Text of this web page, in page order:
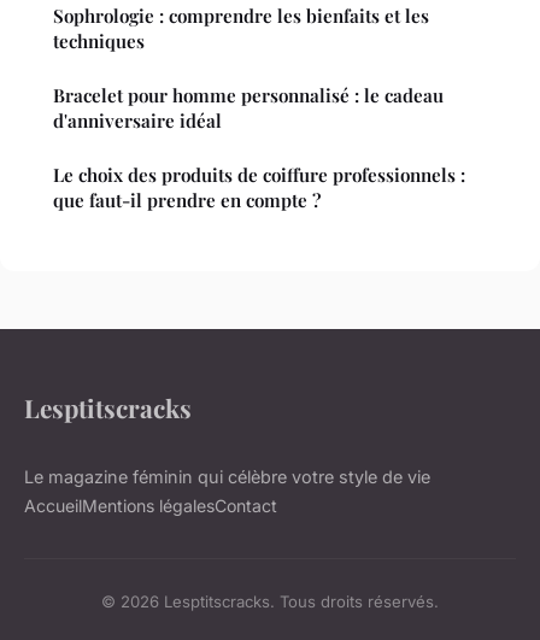
Sophrologie : comprendre les bienfaits et les
techniques
Bracelet pour homme personnalisé : le cadeau
d'anniversaire idéal
Le choix des produits de coiffure professionnels :
que faut-il prendre en compte ?
Lesptitscracks
Le magazine féminin qui célèbre votre style de vie
AccueilMentions légalesContact
© 2026 Lesptitscracks. Tous droits réservés.